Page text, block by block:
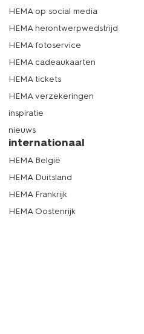
HEMA op social media
HEMA herontwerpwedstrijd
HEMA fotoservice
HEMA cadeaukaarten
HEMA tickets
HEMA verzekeringen
inspiratie
nieuws
internationaal
HEMA België
HEMA Duitsland
HEMA Frankrijk
HEMA Oostenrijk